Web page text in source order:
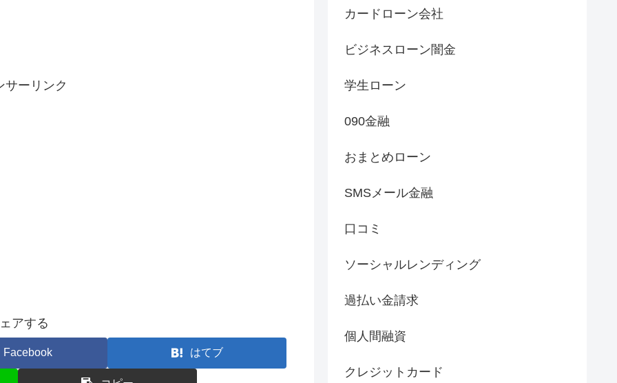
サーリンク
アする
Facebook はてブ
カードローン会社
ビジネスローン闇金
学生ローン
090金融
おまとめローン
SMSメール金融
口コミ
ソーシャルレンディング
過払い金請求
個人間融資
クレジットカード